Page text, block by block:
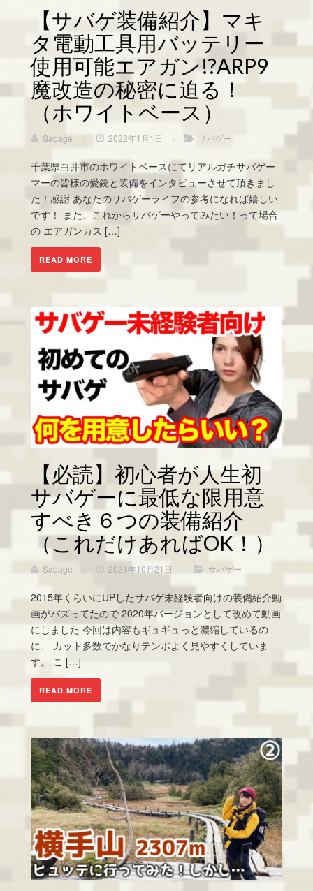
【サバゲ装備紹介】マキ
タ電動工具用バッテリー
使用可能エアガン!?ARP9
魔改造の秘密に迫る！
（ホワイトベース）
Sabage / 2022年1月1日 / サバゲー
千葉県白井市のホワイトベースにてリアルガチサバゲー
マーの皆様の愛銃と装備をインタビューさせて頂きまし
た！感謝 あなたのサバゲーライフの参考になれば嬉しい
です！ また、これからサバゲーやってみたい！って場合
の エアガンカス […]
READ MORE
【必読】初心者が人生初
サバゲーに最低な限用意
すべき６つの装備紹介
（これだけあればOK！）
Sabage 2021年10月21日 サバゲー
2015年くらいにUPしたサバゲ未経験者向けの装備紹介動
画がバズってたので 2020年バージョンとして改めて動画
にしました 今回は内容もギュギュっと濃縮しているの
に、 カット多数でかなりテンポよく見やすくしていま
す。 こ […]
READ MORE